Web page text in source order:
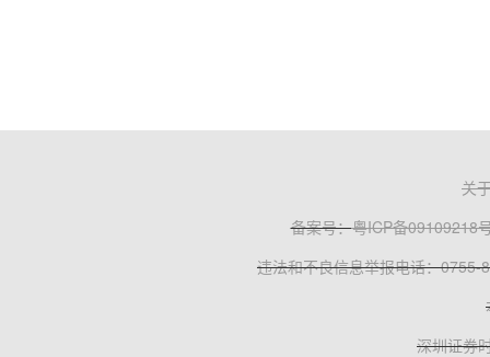
关
备案号：粤ICP备09109218
违法和不良信息举报电话：0755-
深圳证券